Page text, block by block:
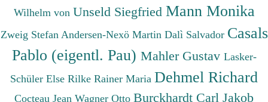
Wilhelm von Unseld Siegfried Mann Monika
Zweig Stefan Andersen-Nexö Martin Dalì Salvador Casals
Pablo (eigentl. Pau) Mahler Gustav Lasker-
Schüler Else Rilke Rainer Maria Dehmel Richard
Cocteau Jean Wagner Otto Burckhardt Carl Jakob